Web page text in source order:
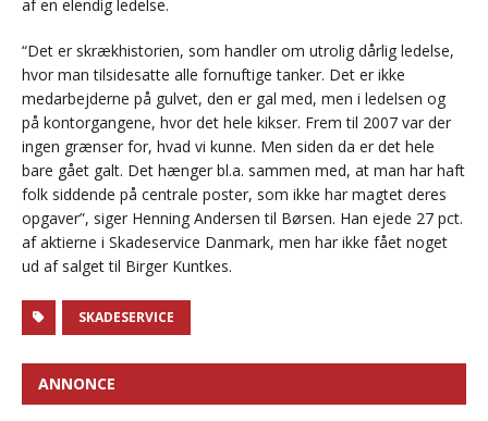
af en elendig ledelse.
“Det er skrækhistorien, som handler om utrolig dårlig ledelse,
hvor man tilsidesatte alle fornuftige tanker. Det er ikke
medarbejderne på gulvet, den er gal med, men i ledelsen og
på kontorgangene, hvor det hele kikser. Frem til 2007 var der
ingen grænser for, hvad vi kunne. Men siden da er det hele
bare gået galt. Det hænger bl.a. sammen med, at man har haft
folk siddende på centrale poster, som ikke har magtet deres
opgaver”, siger Henning Andersen til Børsen. Han ejede 27 pct.
af aktierne i Skadeservice Danmark, men har ikke fået noget
ud af salget til Birger Kuntkes.
SKADESERVICE
ANNONCE